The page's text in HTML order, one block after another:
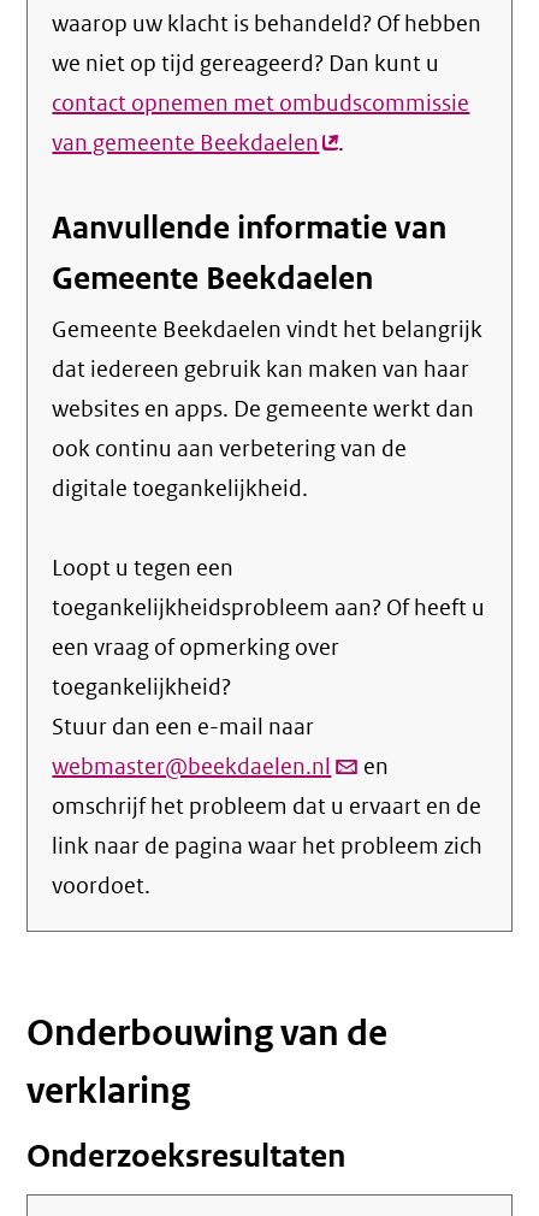
waarop uw klacht is behandeld? Of hebben
we niet op tijd gereageerd? Dan kunt u
contact opnemen met ombudscommissie
van gemeente Beekdaelen(externe
.
Aanvullende informatie van
Gemeente Beekdaelen
Gemeente Beekdaelen vindt het belangrijk
dat iedereen gebruik kan maken van haar
websites en apps. De gemeente werkt dan
ook continu aan verbetering van de
digitale toegankelijkheid.
Loopt u tegen een
toegankelijkheidsprobleem aan? Of heeft u
een vraag of opmerking over
toegankelijkheid?
Stuur dan een e-mail naar
webmaster@beekdaelen.nl (link
verstuurt
email)
en
omschrijf het probleem dat u ervaart en de
link naar de pagina waar het probleem zich
voordoet.
Onderbouwing van de
verklaring
Onderzoeksresultaten